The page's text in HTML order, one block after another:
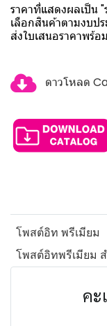
ราคาที่แสดงผลเป็น
เลือกสินค้าตามงบป
ส่งใบเสนอราคาพร้
ดาวโหลด
โพสต์อิท พรีเมียม
โพสต์อิทพรีเมียม
คะ